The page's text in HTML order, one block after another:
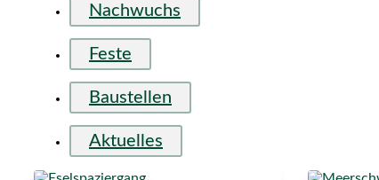
Nachwuchs
Feste
Baustellen
Aktuelles